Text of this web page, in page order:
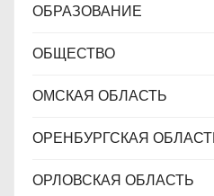
ОБРАЗОВАНИЕ
ОБЩЕСТВО
ОМСКАЯ ОБЛАСТЬ
ОРЕНБУРГСКАЯ
ОРЛОВСКАЯ ОБЛАСТЬ